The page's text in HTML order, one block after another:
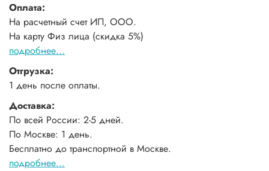
Оплата:
На расчетный счет ИП, ООО.
На карту Физ лица (скидка 5%)
подробнее...
Отгрузка:
1 день после оплаты.
Доставка:
По всей России: 2-5 дней.
По Москве: 1 день.
Бесплатно до транспортной в Москве.
подробнее...